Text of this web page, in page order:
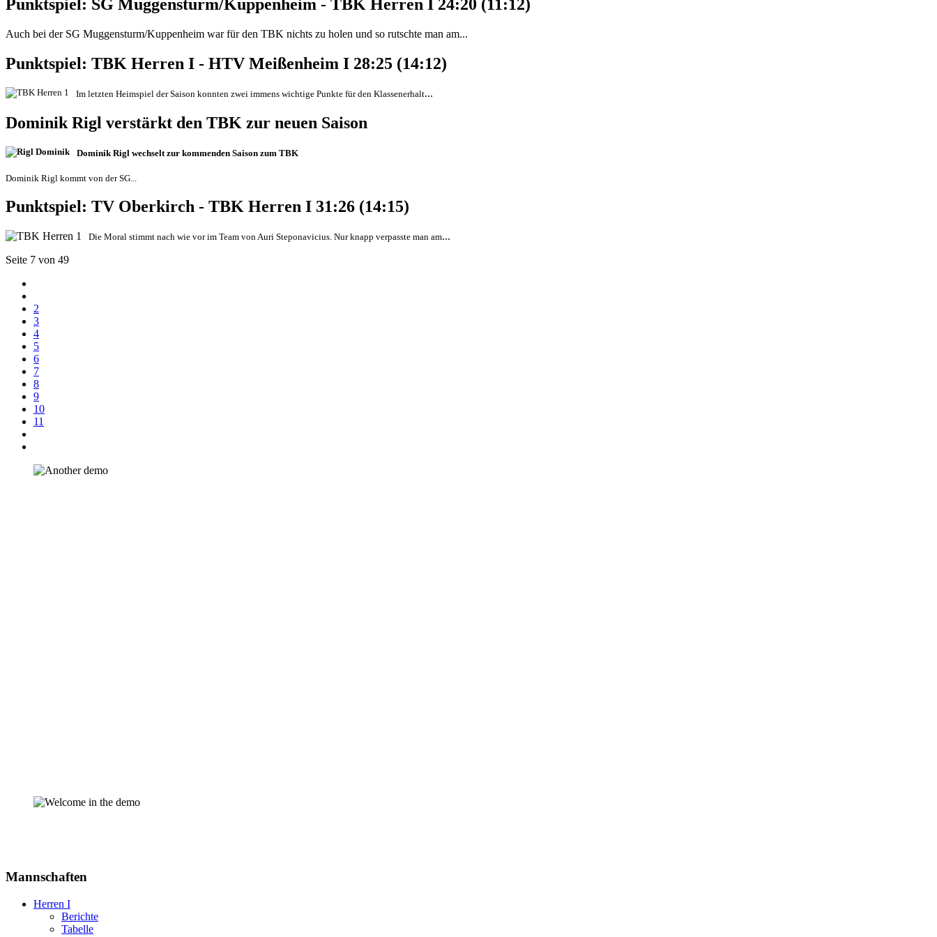
Punktspiel: SG Muggensturm/Kuppenheim - TBK Herren I 24:20 (11:12)
Auch bei der SG Muggensturm/Kuppenheim war für den TBK nichts zu holen und so rutschte man am...
Punktspiel: TBK Herren I - HTV Meißenheim I 28:25 (14:12)
Im letzten Heimspiel der Saison konnten zwei immens wichtige Punkte für den Klassenerhalt...
Dominik Rigl verstärkt den TBK zur neuen Saison
Dominik Rigl wechselt zur kommenden Saison zum TBK
Dominik Rigl kommt von der SG
Punktspiel: TV Oberkirch - TBK Herren I 31:26 (14:15)
Die Moral stimmt nach wie vor im Team von Auri Steponavicius. Nur knapp verpasste man am...
Seite 7 von 49
2
3
4
5
6
7
8
9
10
11
Mannschaften
Herren I
Berichte
Tabelle